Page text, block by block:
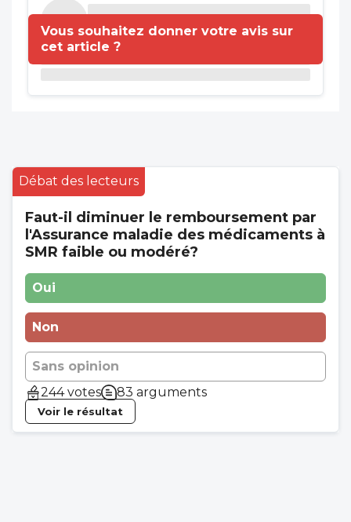
Vous souhaitez donner votre avis sur
cet article ?
Débat des lecteurs
Faut-il diminuer le remboursement par
l'Assurance maladie des médicaments à
SMR faible ou modéré?
Oui
Non
Sans opinion
244 votes
83 arguments
Voir le résultat